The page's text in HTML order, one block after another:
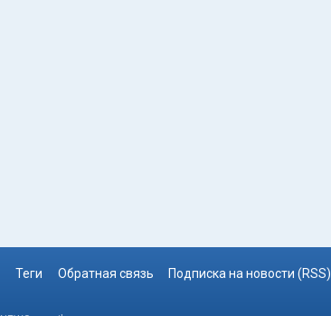
Теги Обратная связь Подписка на новости (RSS)